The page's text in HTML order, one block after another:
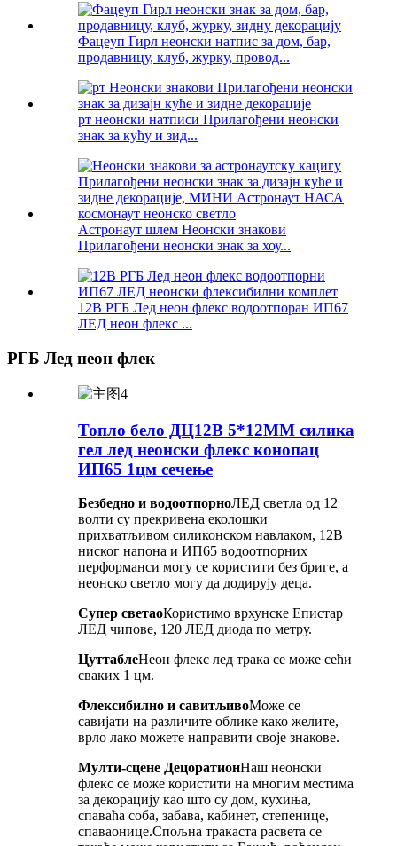
Фацеуп Гирл неонски натпис за дом, бар,
продавницу, клуб, журку, провод...
рт неонски натписи Прилагођени неонски
знак за кућу и зид...
Астронаут шлем Неонски знакови
Прилагођени неонски знак за хоу...
12В РГБ Лед неон флекс водоотпоран ИП67
ЛЕД неон флекс ...
РГБ Лед неон флек
Топло бело ДЦ12В 5*12ММ силика
гел лед неонски флекс конопац
ИП65 1цм сечење
Безбедно и водоотпорноЛЕД светла од 12
волти су прекривена еколошки
прихватљивом силиконском навлаком, 12В
ниског напона и ИП65 водоотпорних
перформанси могу се користити без бриге, а
неонско светло могу да додирују деца.
Супер светаоКористимо врхунске Епистар
ЛЕД чипове, 120 ЛЕД диода по метру.
ЦуттаблеНеон флекс лед трака се може сећи
сваких 1 цм.
Флексибилно и савитљивоМоже се
савијати на различите облике како желите,
врло лако можете направити своје знакове.
Мулти-сцене ДецоратионНаш неонски
флекс се може користити на многим местима
за декорацију као што су дом, кухиња,
спаваћа соба, забава, кабинет, степенице,
спаваонице.Спољна тракаста расвета се